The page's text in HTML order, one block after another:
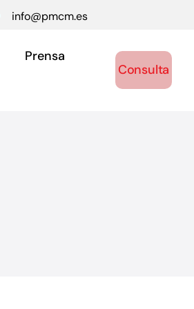
info@pmcm.es
Prensa
Consulta